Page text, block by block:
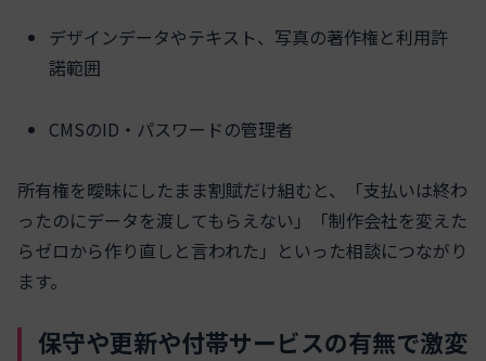
デザインデータやテキスト、写真の著作権と利用許
諾範囲
CMSのID・パスワードの管理者
所有権を曖昧にしたまま割賦だけ組むと、「支払いは終わ
ったのにデータを渡してもらえない」「制作会社を変えた
らゼロから作り直しと言われた」といった相談につながり
ます。
保守や更新や付帯サービスの有無で激変